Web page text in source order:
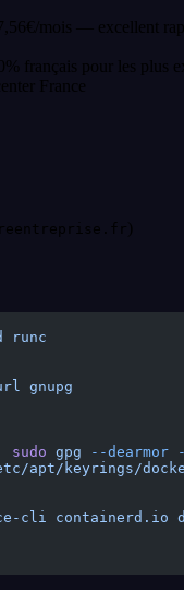
mois — excellent
pour les plus
France
)
runc
gnupg
sudo gpg --dearmor
apt/keyrings/
cli containerd.io